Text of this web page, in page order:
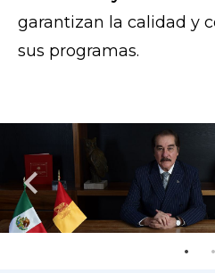
garantizan la calidad y
sus programas.